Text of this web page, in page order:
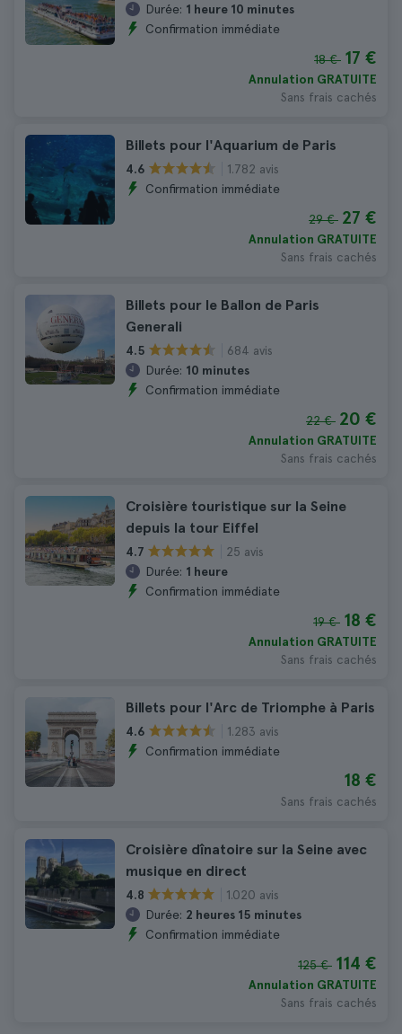
Durée: 1 heure 10 minutes
Confirmation immédiate
18 € 17 €
Annulation GRATUITE
Sans frais cachés
Billets pour l'Aquarium de Paris
4.6
1.782 avis
Confirmation immédiate
29 € 27 €
Annulation GRATUITE
Sans frais cachés
Billets pour le Ballon de Paris
Generali
4.5
684 avis
Durée: 10 minutes
Confirmation immédiate
22 € 20 €
Annulation GRATUITE
Sans frais cachés
Croisière touristique sur la Seine
depuis la tour Eiffel
4.7
25 avis
Durée: 1 heure
Confirmation immédiate
19 € 18 €
Annulation GRATUITE
Sans frais cachés
Billets pour l'Arc de Triomphe à Paris
4.6
1.283 avis
Confirmation immédiate
18 €
Sans frais cachés
Croisière dînatoire sur la Seine avec
musique en direct
4.8
1.020 avis
Durée: 2 heures 15 minutes
Confirmation immédiate
125 € 114 €
Annulation GRATUITE
Sans frais cachés